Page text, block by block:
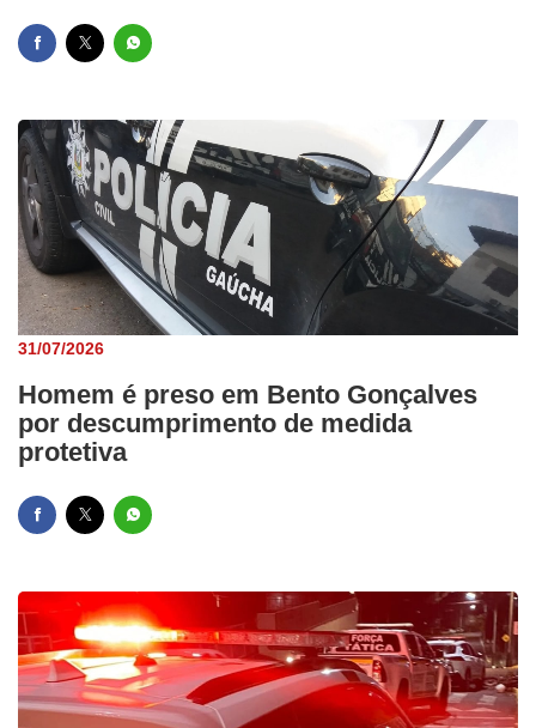
31/07/2026
Homem é preso em Bento Gonçalves
por descumprimento de medida
protetiva